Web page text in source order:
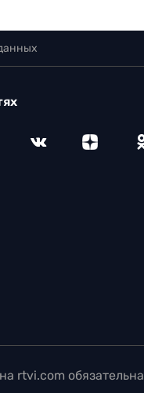
rtvi.com обязательна